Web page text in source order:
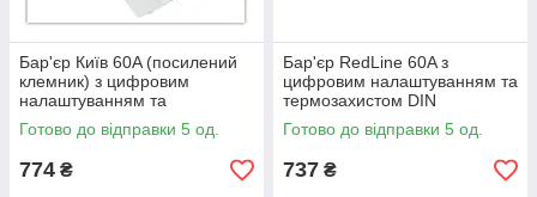
Бар'єр Київ 60A (посилений
клемник) з цифровим
налаштуванням та
термозахистом DIN
Готово до відправки 5 од.
774 ₴
Бар'єр RedLine 60A з
цифровим налаштуванням та
термозахистом DIN
Готово до відправки 5 од.
737 ₴